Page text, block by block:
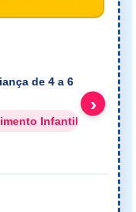
de 4 a 6
Infantil Direitos
›